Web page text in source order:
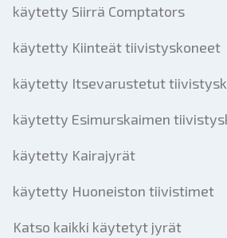
käytetty Siirrä Comptators
käytetty Kiinteät tiivistyskoneet
käytetty Itsevarustetut
käytetty Esimurskaimen
käytetty Kairajyrät
käytetty Huoneiston tiivistimet
Katso kaikki käytetyt jyrät